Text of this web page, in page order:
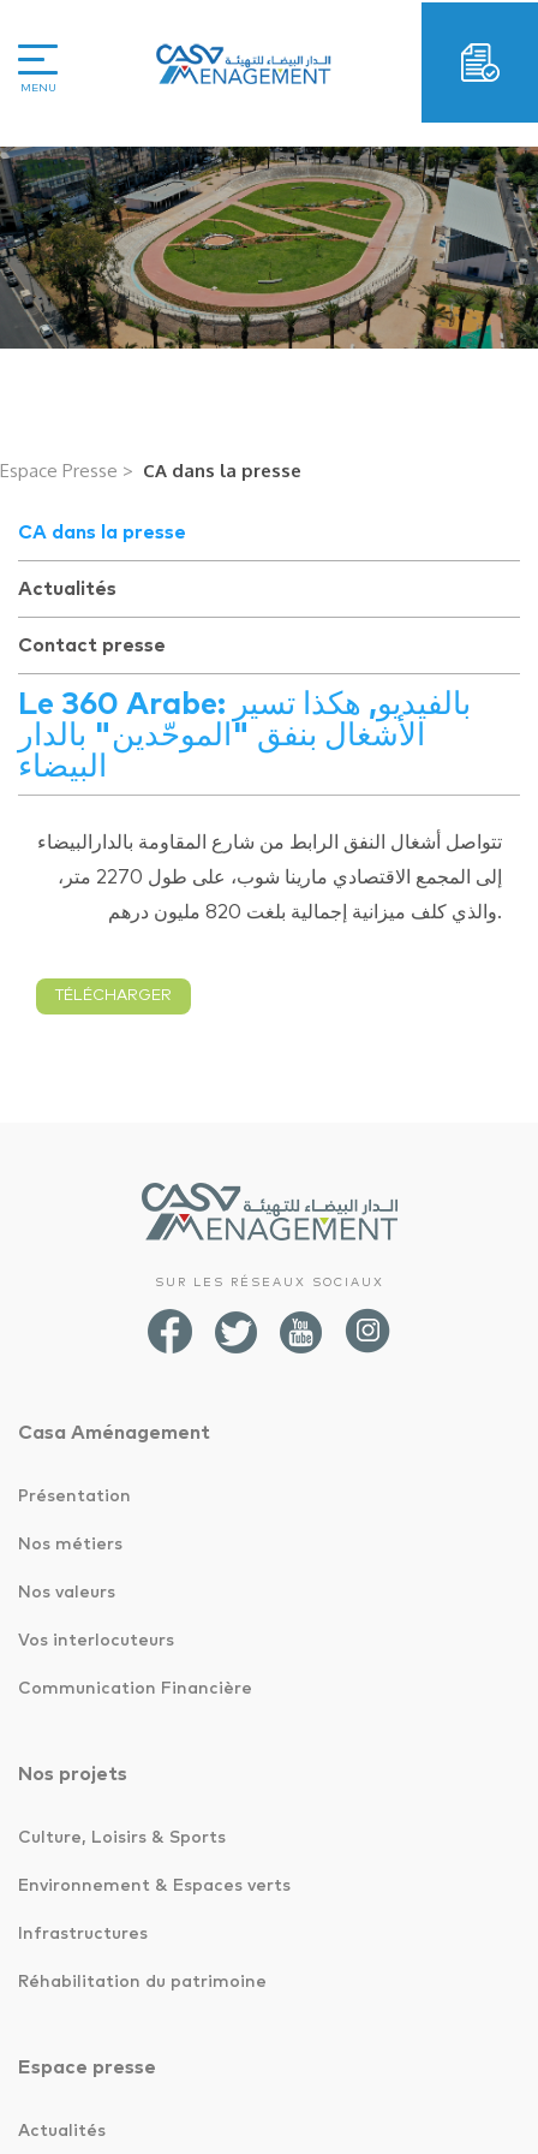
MENU
Espace Presse > CA dans la presse
CA dans la presse
Actualités
Contact presse
Le 360 Arabe: بالفيديو, هكذا تسير
الأشغال بنفق "الموحّدين" بالدار
البيضاء
تتواصل أشغال النفق الرابط من شارع المقاومة بالدارالبيضاء
إلى المجمع الاقتصادي مارينا شوب، على طول 2270 متر،
والذي كلف ميزانية إجمالية بلغت 820 مليون درهم.
TÉLÉCHARGER
SUR LES RÉSEAUX SOCIAUX
Casa Aménagement
Présentation
Nos métiers
Nos valeurs
Vos interlocuteurs
Communication Financière
Nos projets
Culture, Loisirs & Sports
Environnement & Espaces verts
Infrastructures
Réhabilitation du patrimoine
Espace presse
Actualités